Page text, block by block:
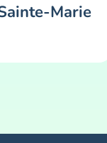
Marie